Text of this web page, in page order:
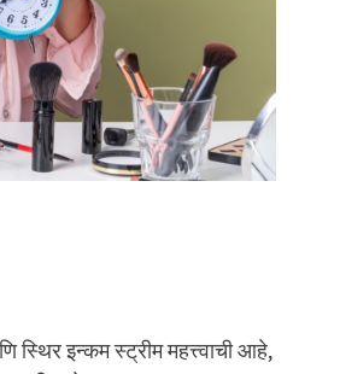
इन्कम स्ट्रीम महत्त्वाची आहे,